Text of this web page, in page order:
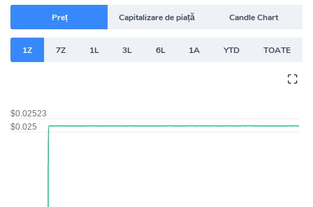
Preț Capitalizare de piață Candle Chart
1Z 7Z 1L 3L 6L 1A YTD TOATE